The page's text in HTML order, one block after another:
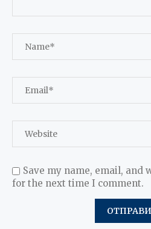
Save my name, email, and
for the next time I comment.